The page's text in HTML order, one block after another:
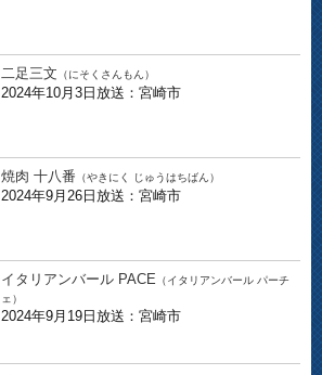
二足三文 （にそくさんもん）
2024年10月3日放送：宮崎市
焼肉 十八番 （やきにく じゅうはちばん）
2024年9月26日放送：宮崎市
イタリアンバール PACE （イタリアンバール パーチ
ェ）
2024年9月19日放送：宮崎市